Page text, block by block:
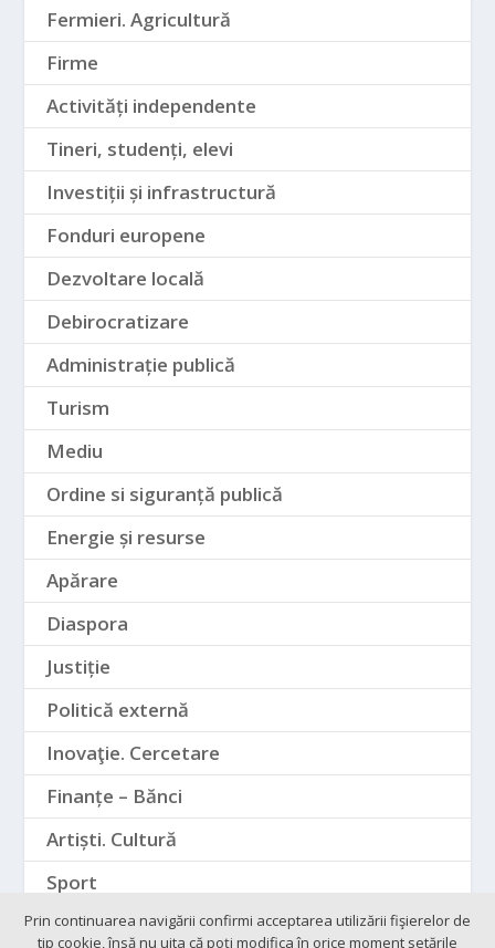
Fermieri. Agricultură
Firme
Activități independente
Tineri, studenți, elevi
Investiții și infrastructură
Fonduri europene
Dezvoltare locală
Debirocratizare
Administrație publică
Turism
Mediu
Ordine si siguranță publică
Energie și resurse
Apărare
Diaspora
Justiție
Politică externă
Inovaţie. Cercetare
Finanțe – Bănci
Artiști. Cultură
Sport
Prin continuarea navigării confirmi acceptarea utilizării fişierelor de
tip cookie, însă nu uita că poți modifica în orice moment setările